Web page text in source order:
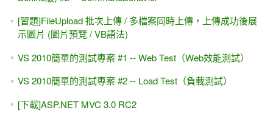
ASP.NET Core & ADO.NET 入門 #1 -- 資料庫連結
（SqlConnection）
[YouTube影片] 如果程式「會動」就好，學那麼多屬性與方法
幹嘛？
[YouTube影片] 獻給"從零開始"的初學者 -- Visual Studio軟體